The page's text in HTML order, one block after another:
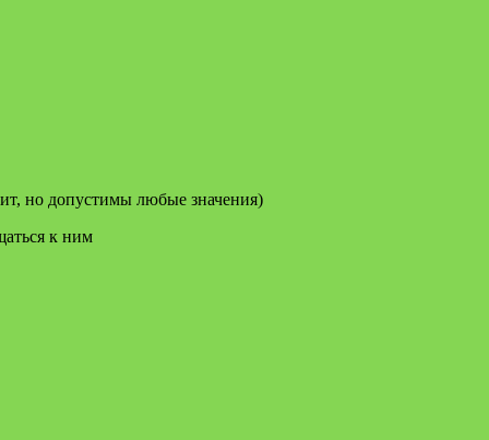
но допустимы любые значения)
к ним